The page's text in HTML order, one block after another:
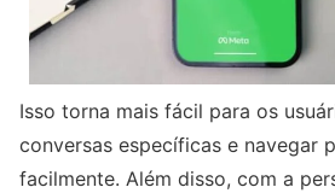
Isso torna mais fácil para os
conversas específicas e navegar
facilmente. Além disso, com a